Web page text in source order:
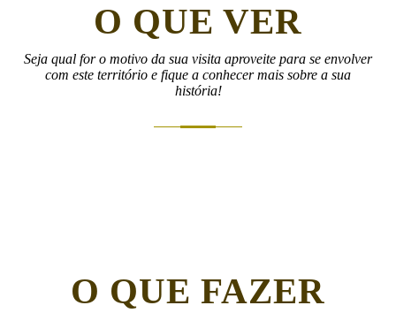
O QUE VER
Seja qual for o motivo da sua visita aproveite para se envolver
com este território e fique a conhecer mais sobre a sua
história!
O QUE FAZER